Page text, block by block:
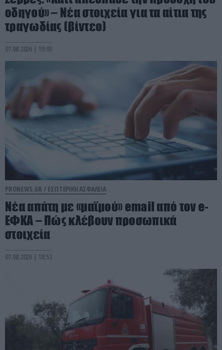
οδηγού» – Νέα στοιχεία για τα αίτια της
τραγωδίας (βίντεο)
07.08.2026 | 19:03
PRONEWS.GR / ΕΣΩΤΕΡΙΚΗ ΑΣΦΑΛΕΙΑ
Νέα απάτη με «μαϊμού» email από τον e-
ΕΦΚΑ – Πώς κλέβουν προσωπικά
στοιχεία
07.08.2026 | 18:52